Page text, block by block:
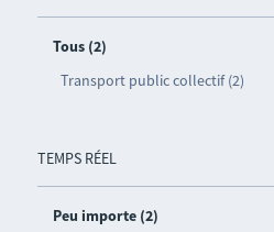
Tous (2)
Transport public collectif (2)
TEMPS RÉEL
Peu importe (2)